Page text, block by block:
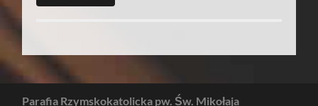
Parafia Rzymskokatolicka pw. Św. Mikołaja